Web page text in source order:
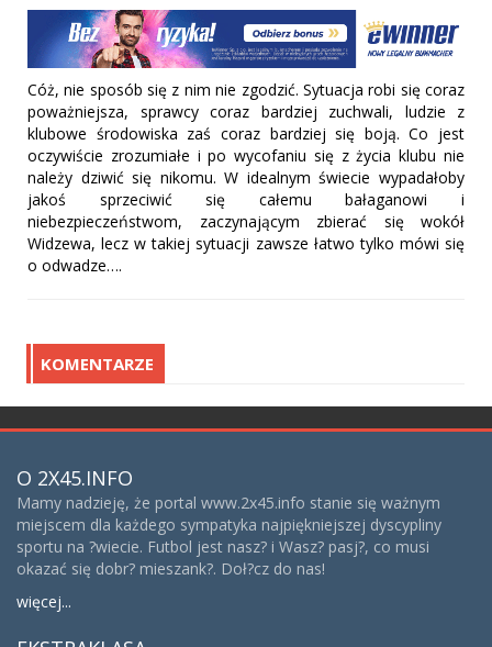
Cóż, nie sposób się z nim nie zgodzić. Sytuacja robi się coraz
poważniejsza, sprawcy coraz bardziej zuchwali, ludzie z
klubowe środowiska zaś coraz bardziej się boją. Co jest
oczywiście zrozumiałe i po wycofaniu się z życia klubu nie
należy dziwić się nikomu. W idealnym świecie wypadałoby
jakoś sprzeciwić się całemu bałaganowi i
niebezpieczeństwom, zaczynającym zbierać się wokół
Widzewa, lecz w takiej sytuacji zawsze łatwo tylko mówi się
o odwadze….
KOMENTARZE
O 2X45.INFO
Mamy nadzieję, że portal www.2x45.info stanie się ważnym
miejscem dla każdego sympatyka najpiękniejszej dyscypliny
sportu na ?wiecie. Futbol jest nasz? i Wasz? pasj?, co musi
okazać się dobr? mieszank?. Doł?cz do nas!
więcej...